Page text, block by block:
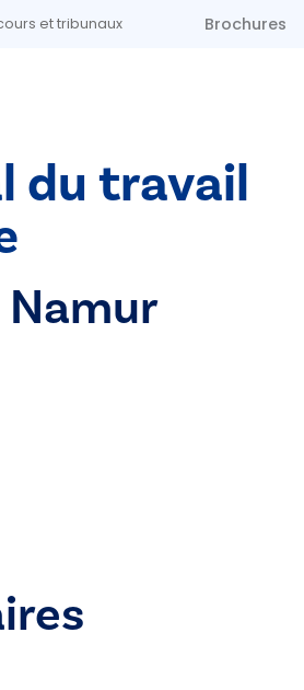
et tribunaux Brochures
du travail